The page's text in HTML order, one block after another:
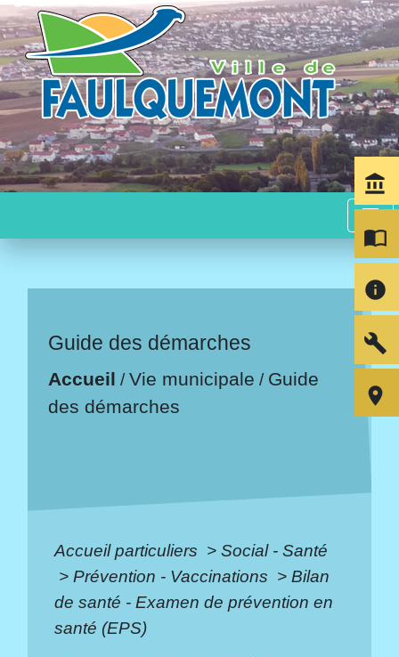
menu
Guide des démarches
Accueil /Vie municipale / Guide
des démarches
Accueil particuliers > Social - Santé
> Prévention - Vaccinations > Bilan
de santé - Examen de prévention en
santé (EPS)
account_balance
import_contacts
info
build
room